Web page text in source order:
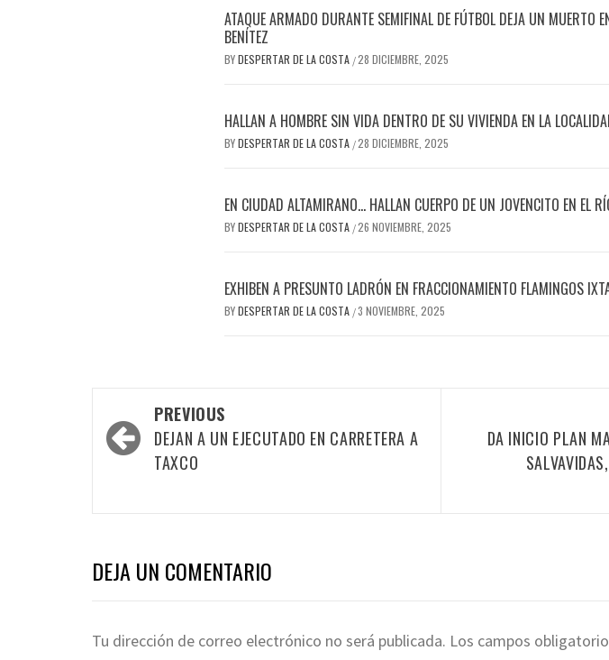
ATAQUE ARMADO DURANTE SEMIFINAL DE FÚTBOL DEJA UN MUERTO
BENÍTEZ
BYDESPERTAR DE LA COSTA /28 DICIEMBRE, 2025
HALLAN A HOMBRE SIN VIDA DENTRO DE SU VIVIENDA EN LA
BYDESPERTAR DE LA COSTA /28 DICIEMBRE, 2025
EN CIUDAD ALTAMIRANO… HALLAN CUERPO DE UN JOVENCITO EN EL
BYDESPERTAR DE LA COSTA /26 NOVIEMBRE, 2025
EXHIBEN A PRESUNTO LADRÓN EN FRACCIONAMIENTO FLAMINGOS
BYDESPERTAR DE LA COSTA /3 NOVIEMBRE, 2025
Post
navigation
PREVIOUS
DEJAN A UN EJECUTADO EN CARRETERA A
TAXCO
DA INICIO PLAN
DEJA UN COMENTARIO
Tu dirección de correo electrónico no será publicada. Los campos